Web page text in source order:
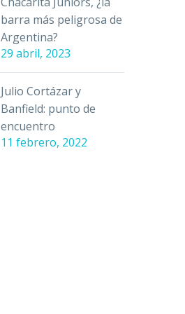
barra más peligrosa de
Argentina?
29 abril, 2023
Julio Cortázar y
Banfield: punto de
encuentro
11 febrero, 2022